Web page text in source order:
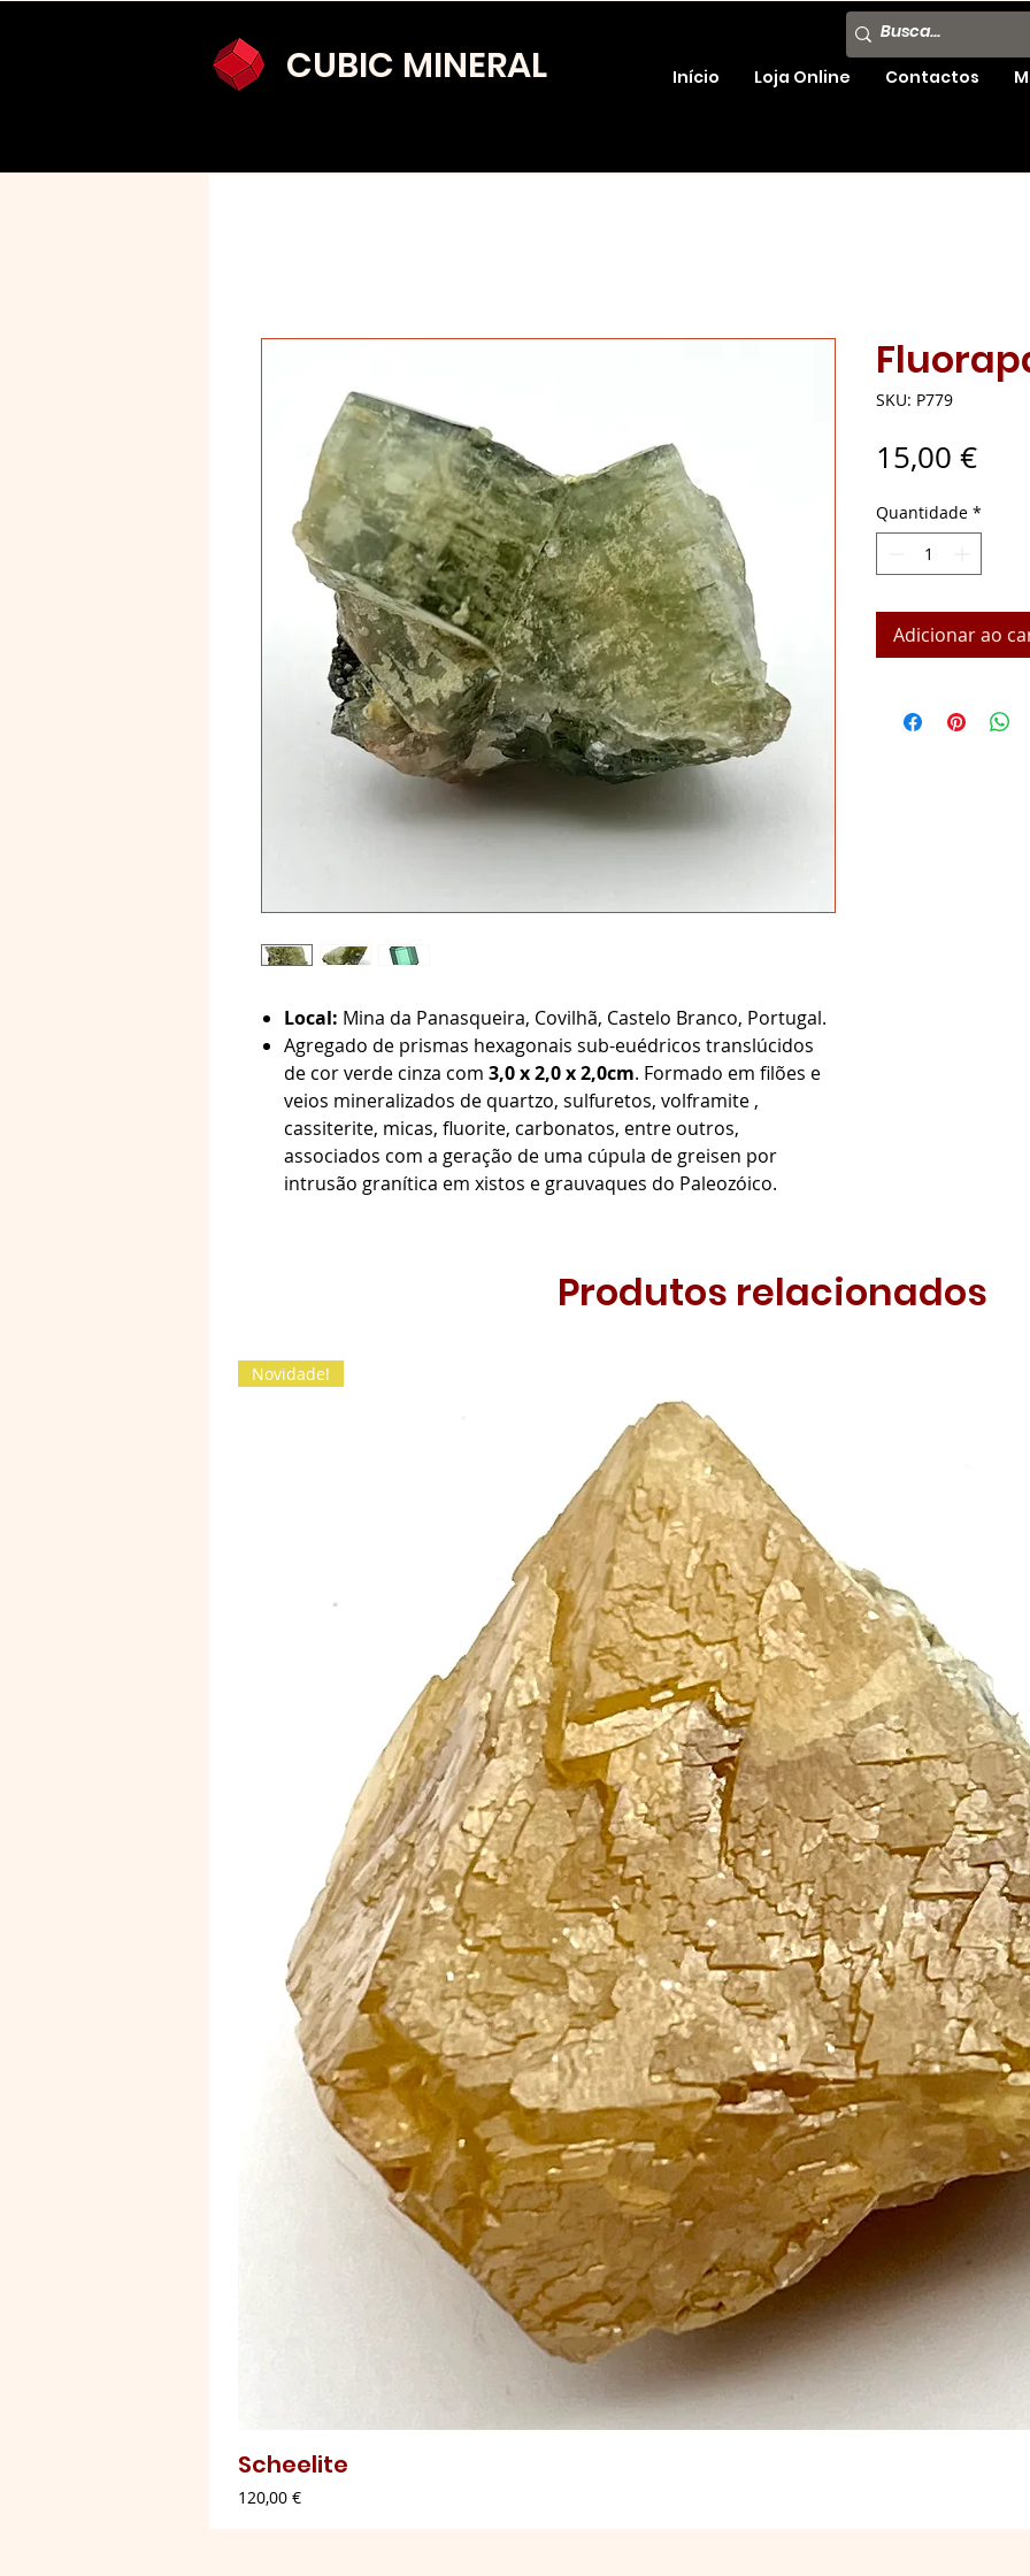
CUBIC MINERAL Início Loja Online Contactos
Local: Mina da Panasqueira, Covilhã, Castelo Branco, Portugal.
Agregado de prismas hexagonais sub-euédricos translúcidos
de cor verde cinza com 3,0 x 2,0 x 2,0cm. Formado em filões e
veios mineralizados de quartzo, sulfuretos, volframite ,
cassiterite, micas, fluorite, carbonatos, entre outros,
associados com a geração de uma cúpula de greisen por
intrusão granítica em xistos e grauvaques do Paleozóico.
SKU: P779
15,00 €
Quantidade *
Adicionar ao
Produtos relacionados
Novidade!
Scheelite
Preço
120,00 €